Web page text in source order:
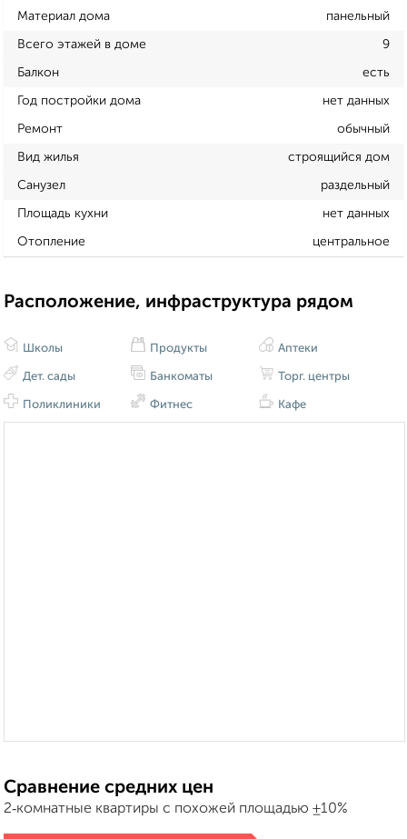
Материал дома панельный
Всего этажей в доме 9
Балкон есть
Год постройки дома нет данных
Ремонт обычный
Вид жилья строящийся дом
Санузел раздельный
Площадь кухни нет данных
Отопление центральное
Расположение, инфраструктура рядом
Школы
Дет. сады
Поликлиники
Продукты
Банкоматы
Фитнес
Аптеки
Торг. центры
Кафе
Сравнение средних цен
2‑комнатные квартиры с похожей площадью ±10%